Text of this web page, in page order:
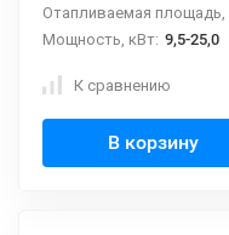
Отапливаемая площадь,
Мощность, кВт: 9,5-25,0
К сравнению
В корзину